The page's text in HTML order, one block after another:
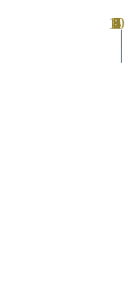
1
2
3
4
5
6
7
8
9
10